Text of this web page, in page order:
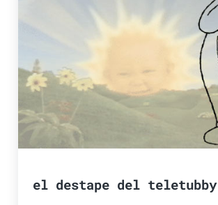
el destape del teletubby